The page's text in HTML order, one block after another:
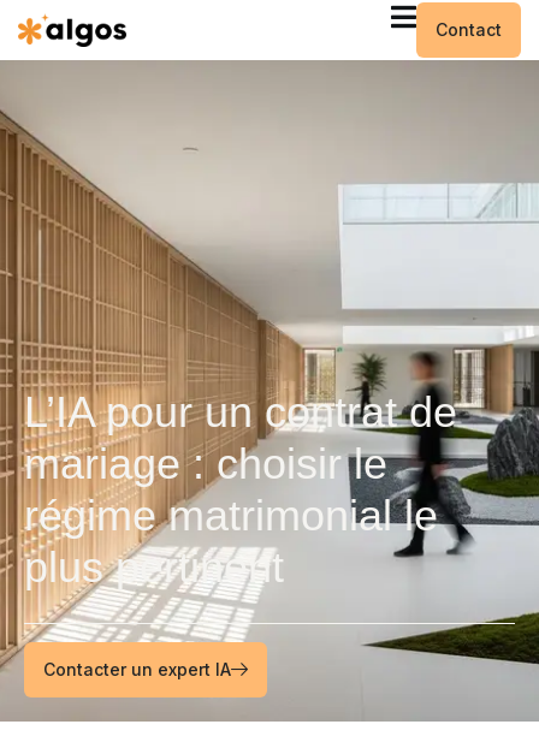
Contact
L’IA pour un contrat de
mariage : choisir le
régime matrimonial le
plus pertinent
Contacter un expert IA